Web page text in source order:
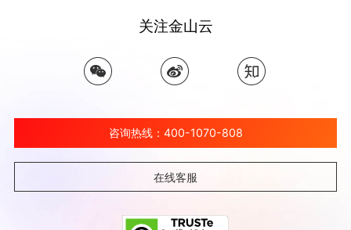
关注金山云
咨询热线：400-1070-808
在线客服